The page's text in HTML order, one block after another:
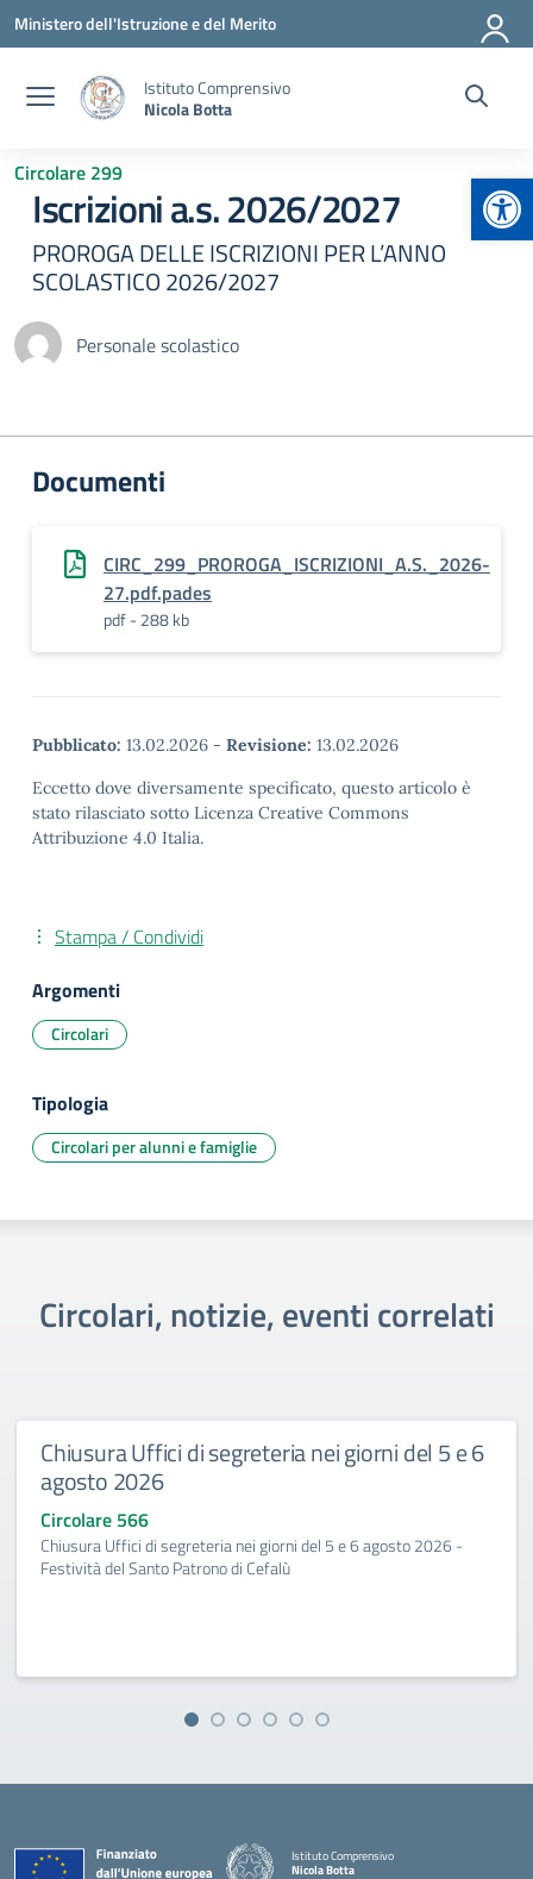
Vai ai contenuti
Vai al menu di navigazione
Vai al footer
Ministero dell'Istruzione e del Merito
Istituto Comprensivo
Nicola Botta
Circolare 299
Iscrizioni a.s. 2026/2027
PROROGA DELLE ISCRIZIONI PER L’ANNO
SCOLASTICO 2026/2027
Personale scolastico
Documenti
CIRC_299_PROROGA_ISCRIZIONI_A.S._2026-
27.pdf.pades
pdf - 288 kb
Pubblicato: 13.02.2026 - Revisione: 13.02.2026
Eccetto dove diversamente specificato, questo articolo è
stato rilasciato sotto Licenza Creative Commons
Attribuzione 4.0 Italia.
Stampa / Condividi
Argomenti
Circolari
Tipologia
Circolari per alunni e famiglie
Circolari, notizie, eventi correlati
Chiusura Uffici di segreteria nei giorni del 5 e 6
agosto 2026
Circolare 566
Chiusura Uffici di segreteria nei giorni del 5 e 6 agosto 2026 -
Festività del Santo Patrono di Cefalù
Istituto Comprensivo
Nicola Botta